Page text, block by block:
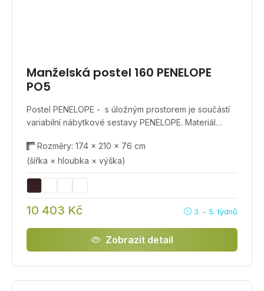
Manželská postel 160 PENELOPE
PO5
Postel PENELOPE - s úložným prostorem je součástí
variabilní nábytkové sestavy PENELOPE. Materiál…
Rozměry: 174 × 210 × 76 cm
(šířka × hloubka × výška)
10 403 Kč 3. - 5. týdnů
Zobrazit detail